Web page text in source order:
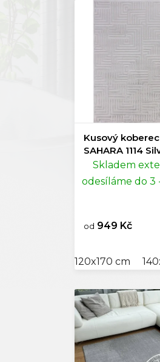
Kusový koberec
SAHARA 1114
Skladem
odesíláme do 3
od 949 Kč
120x170 cm